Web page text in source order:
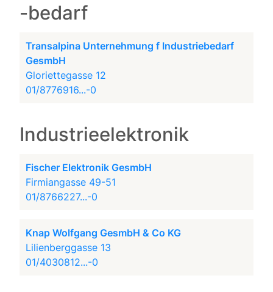
-bedarf
Transalpina Unternehmung f Industriebedarf
GesmbH
Gloriettegasse 12
01/8776916...-0
Industrieelektronik
Fischer Elektronik GesmbH
Firmiangasse 49-51
01/8766227...-0
Knap Wolfgang GesmbH & Co KG
Lilienberggasse 13
01/4030812...-0